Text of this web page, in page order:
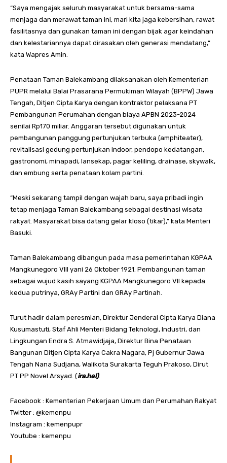
“Saya mengajak seluruh masyarakat untuk bersama-sama
menjaga dan merawat taman ini, mari kita jaga kebersihan, rawat
fasilitasnya dan gunakan taman ini dengan bijak agar keindahan
dan kelestariannya dapat dirasakan oleh generasi mendatang,”
kata Wapres Amin.
Penataan Taman Balekambang dilaksanakan oleh Kementerian
PUPR melalui Balai Prasarana Permukiman Wilayah (BPPW) Jawa
Tengah, Ditjen Cipta Karya dengan kontraktor pelaksana PT
Pembangunan Perumahan dengan biaya APBN 2023-2024
senilai Rp170 miliar. Anggaran tersebut digunakan untuk
pembangunan panggung pertunjukan terbuka (amphiteater),
revitalisasi gedung pertunjukan indoor, pendopo kedatangan,
gastronomi, minapadi, lansekap, pagar keliling, drainase, skywalk,
dan embung serta penataan kolam partini.
“Meski sekarang tampil dengan wajah baru, saya pribadi ingin
tetap menjaga Taman Balekambang sebagai destinasi wisata
rakyat. Masyarakat bisa datang gelar kloso (tikar),” kata Menteri
Basuki.
Taman Balekambang dibangun pada masa pemerintahan KGPAA
Mangkunegoro VIII yani 26 Oktober 1921. Pembangunan taman
sebagai wujud kasih sayang KGPAA Mangkunegoro VII kepada
kedua putrinya, GRAy Partini dan GRAy Partinah.
Turut hadir dalam peresmian, Direktur Jenderal Cipta Karya Diana
Kusumastuti, Staf Ahli Menteri Bidang Teknologi, Industri, dan
Lingkungan Endra S. Atmawidjaja, Direktur Bina Penataan
Bangunan Ditjen Cipta Karya Cakra Nagara, Pj Gubernur Jawa
Tengah Nana Sudjana, Walikota Surakarta Teguh Prakoso, Dirut
PT PP Novel Arsyad. (ira.hel).
Facebook : Kementerian Pekerjaan Umum dan Perumahan Rakyat
Twitter : @kemenpu
Instagram : kemenpupr
Youtube : kemenpu